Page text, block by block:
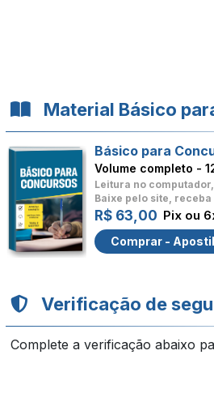
Material Básico
Básico para
Volume completo -
Leitura no
Baixe pelo site,
R$ 63,00 Pix ou
Comprar -
Verificação de
Complete a verificação abaixo